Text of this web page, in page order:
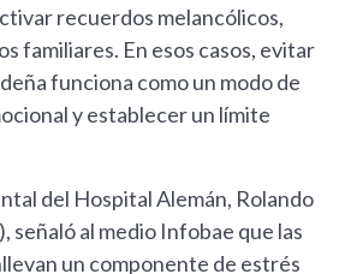
recuerdos melancólicos,
familiares. En esos casos, evitar
funciona como un modo de
y establecer un límite
del Hospital Alemán, Rolando
señaló al medio Infobae que las
un componente de estrés